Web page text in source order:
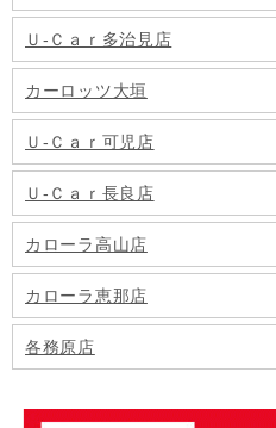
Ｕ‐Ｃａｒ多治見店
カーロッツ大垣
Ｕ‐Ｃａｒ可児店
Ｕ‐Ｃａｒ長良店
カローラ高山店
カローラ恵那店
各務原店